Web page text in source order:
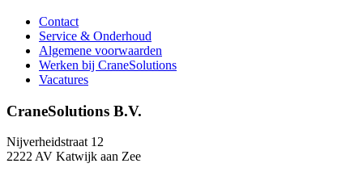
Contact
Service & Onderhoud
Algemene voorwaarden
Werken bij CraneSolutions
Vacatures
CraneSolutions B.V.
Nijverheidstraat 12
2222 AV Katwijk aan Zee